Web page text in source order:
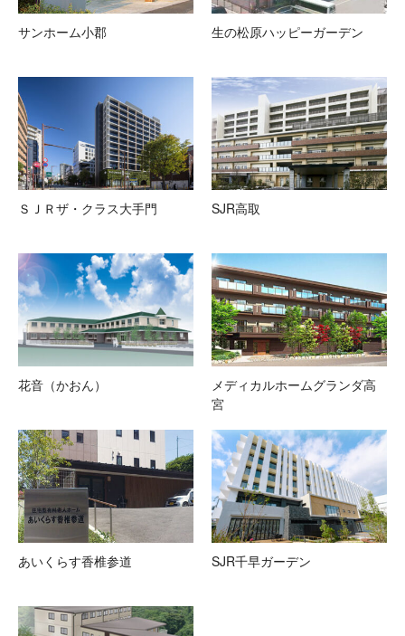
サンホーム小郡 生の松原ハッピーガーデン
ＳＪＲザ・クラス大手門 SJR高取
花音（かおん）
メディカルホームグランダ高
宮
あいくらす香椎参道 SJR千早ガーデン